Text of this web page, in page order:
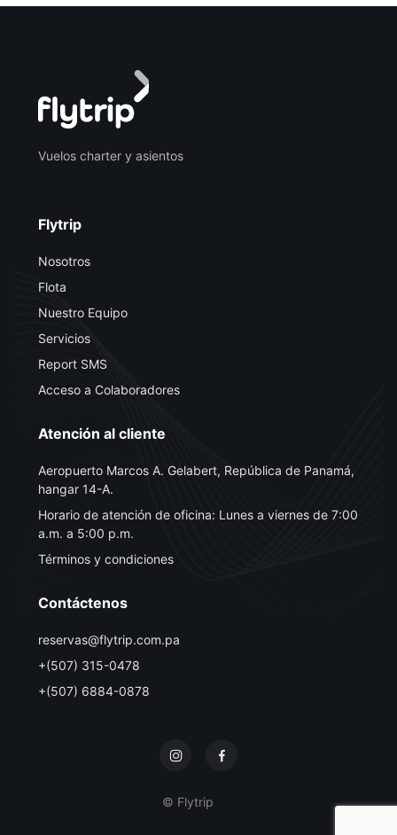
Vuelos charter y asientos
Flytrip
Nosotros
Flota
Nuestro Equipo
Servicios
Report SMS
Acceso a Colaboradores
Atención al cliente
Aeropuerto Marcos A. Gelabert, República de Panamá,
hangar 14-A.
Horario de atención de oficina: Lunes a viernes de 7:00
a.m. a 5:00 p.m.
Términos y condiciones
Contáctenos
reservas@flytrip.com.pa
+(507) 315-0478
+(507) 6884-0878
© Flytrip